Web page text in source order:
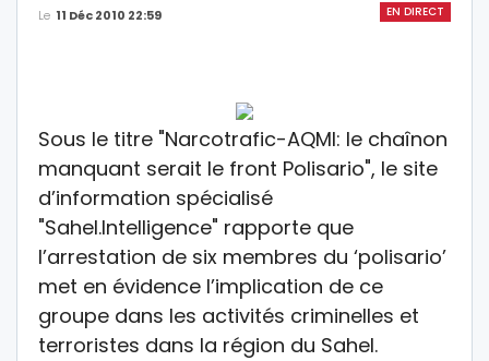
EN DIRECT
Le 11 Déc 2010 22:59
Sous le titre "Narcotrafic-AQMI: le chaînon
manquant serait le front Polisario", le site
d’information spécialisé
"Sahel.Intelligence" rapporte que
l’arrestation de six membres du ‘polisario’
met en évidence l’implication de ce
groupe dans les activités criminelles et
terroristes dans la région du Sahel.